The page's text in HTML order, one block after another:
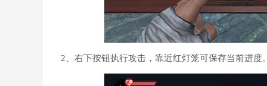
2、右下按钮执行攻击，靠近红灯笼可保存当前进度